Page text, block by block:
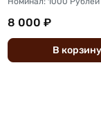
8 000 ₽
В корзину